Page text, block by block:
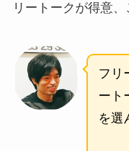
リートークが得意、
フリ
ート
を選